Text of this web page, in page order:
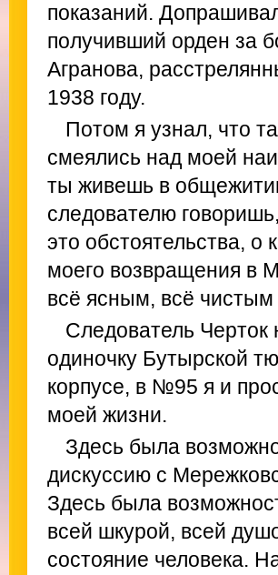
показаний.
получивший орден за
Агранова,
1938 году.
Потом я узнал, что
смеялись над моей
ты живешь в
следователю
это обстоятельства, о
моего возвращения в
всё ясным, всё
Следователь Черток
одиночку Бутырской
корпусе, в №95 я и
моей жизни.
Здесь была
дискуссию с
Здесь была
всей шкурой, всей
состояние человека.